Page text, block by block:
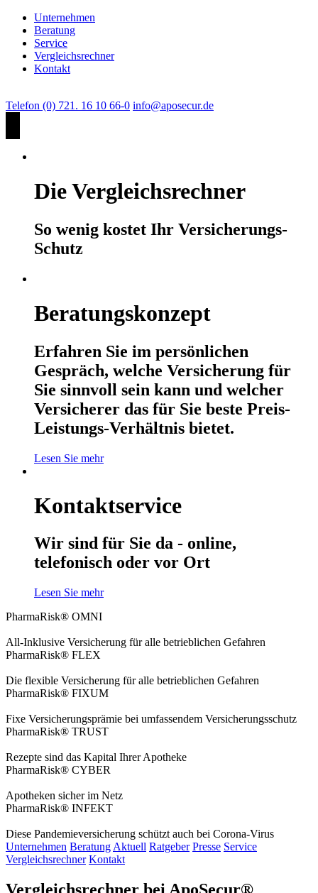
Unternehmen
Beratung
Service
Vergleichsrechner
Kontakt
Telefon (0) 721. 16 10 66-0 info@aposecur.de
Die Vergleichsrechner
So wenig kostet Ihr Versicherungs-
Schutz
Beratungskonzept
Erfahren Sie im persönlichen
Gespräch, welche Versicherung für
Sie sinnvoll sein kann und welcher
Versicherer das für Sie beste Preis-
Leistungs-Verhältnis bietet.
Lesen Sie mehr
Kontaktservice
Wir sind für Sie da - online,
telefonisch oder vor Ort
Lesen Sie mehr
PharmaRisk® OMNI
All-Inklusive Versicherung für alle betrieblichen Gefahren
PharmaRisk® FLEX
Die flexible Versicherung für alle betrieblichen Gefahren
PharmaRisk® FIXUM
Fixe Versicherungsprämie bei umfassendem Versicherungsschutz
PharmaRisk® TRUST
Rezepte sind das Kapital Ihrer Apotheke
PharmaRisk® CYBER
Apotheken sicher im Netz
PharmaRisk® INFEKT
Diese Pandemieversicherung schützt auch bei Corona-Virus
Unternehmen Beratung Aktuell Ratgeber Presse Service
Vergleichsrechner Kontakt